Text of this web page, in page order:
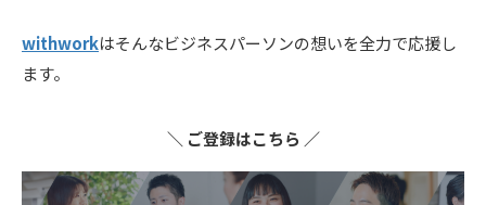
withworkはそんなビジネスパーソンの想いを全力で応援し
ます。
＼ ご登録はこちら ／